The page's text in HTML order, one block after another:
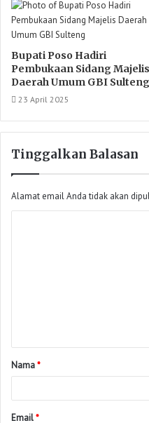
Bupati Poso Hadiri
Pembukaan Sidang Majelis
Daerah Umum GBI Sulteng
23 April 2025
Tinggalkan Balasan
Alamat email Anda tidak akan
Nama*
Email*